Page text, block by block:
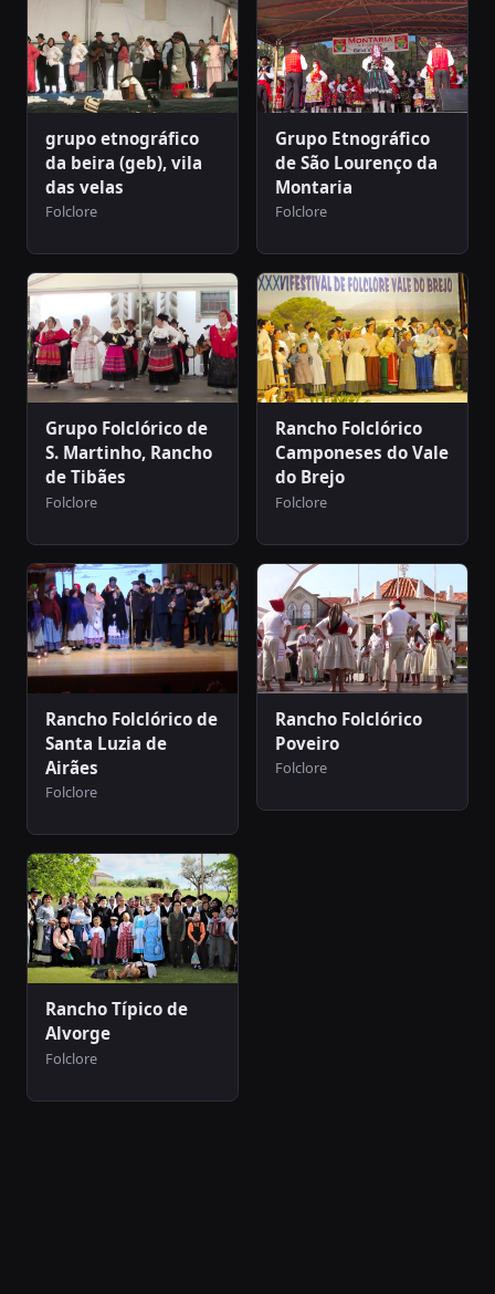
grupo etnográfico
da beira (geb), vila
das velas
Folclore
Grupo Etnográfico
de São Lourenço da
Montaria
Folclore
Grupo Folclórico de
S. Martinho, Rancho
de Tibães
Folclore
Rancho Folclórico
Camponeses do Vale
do Brejo
Folclore
Rancho Folclórico de
Santa Luzia de
Airães
Folclore
Rancho Folclórico
Poveiro
Folclore
Rancho Típico de
Alvorge
Folclore